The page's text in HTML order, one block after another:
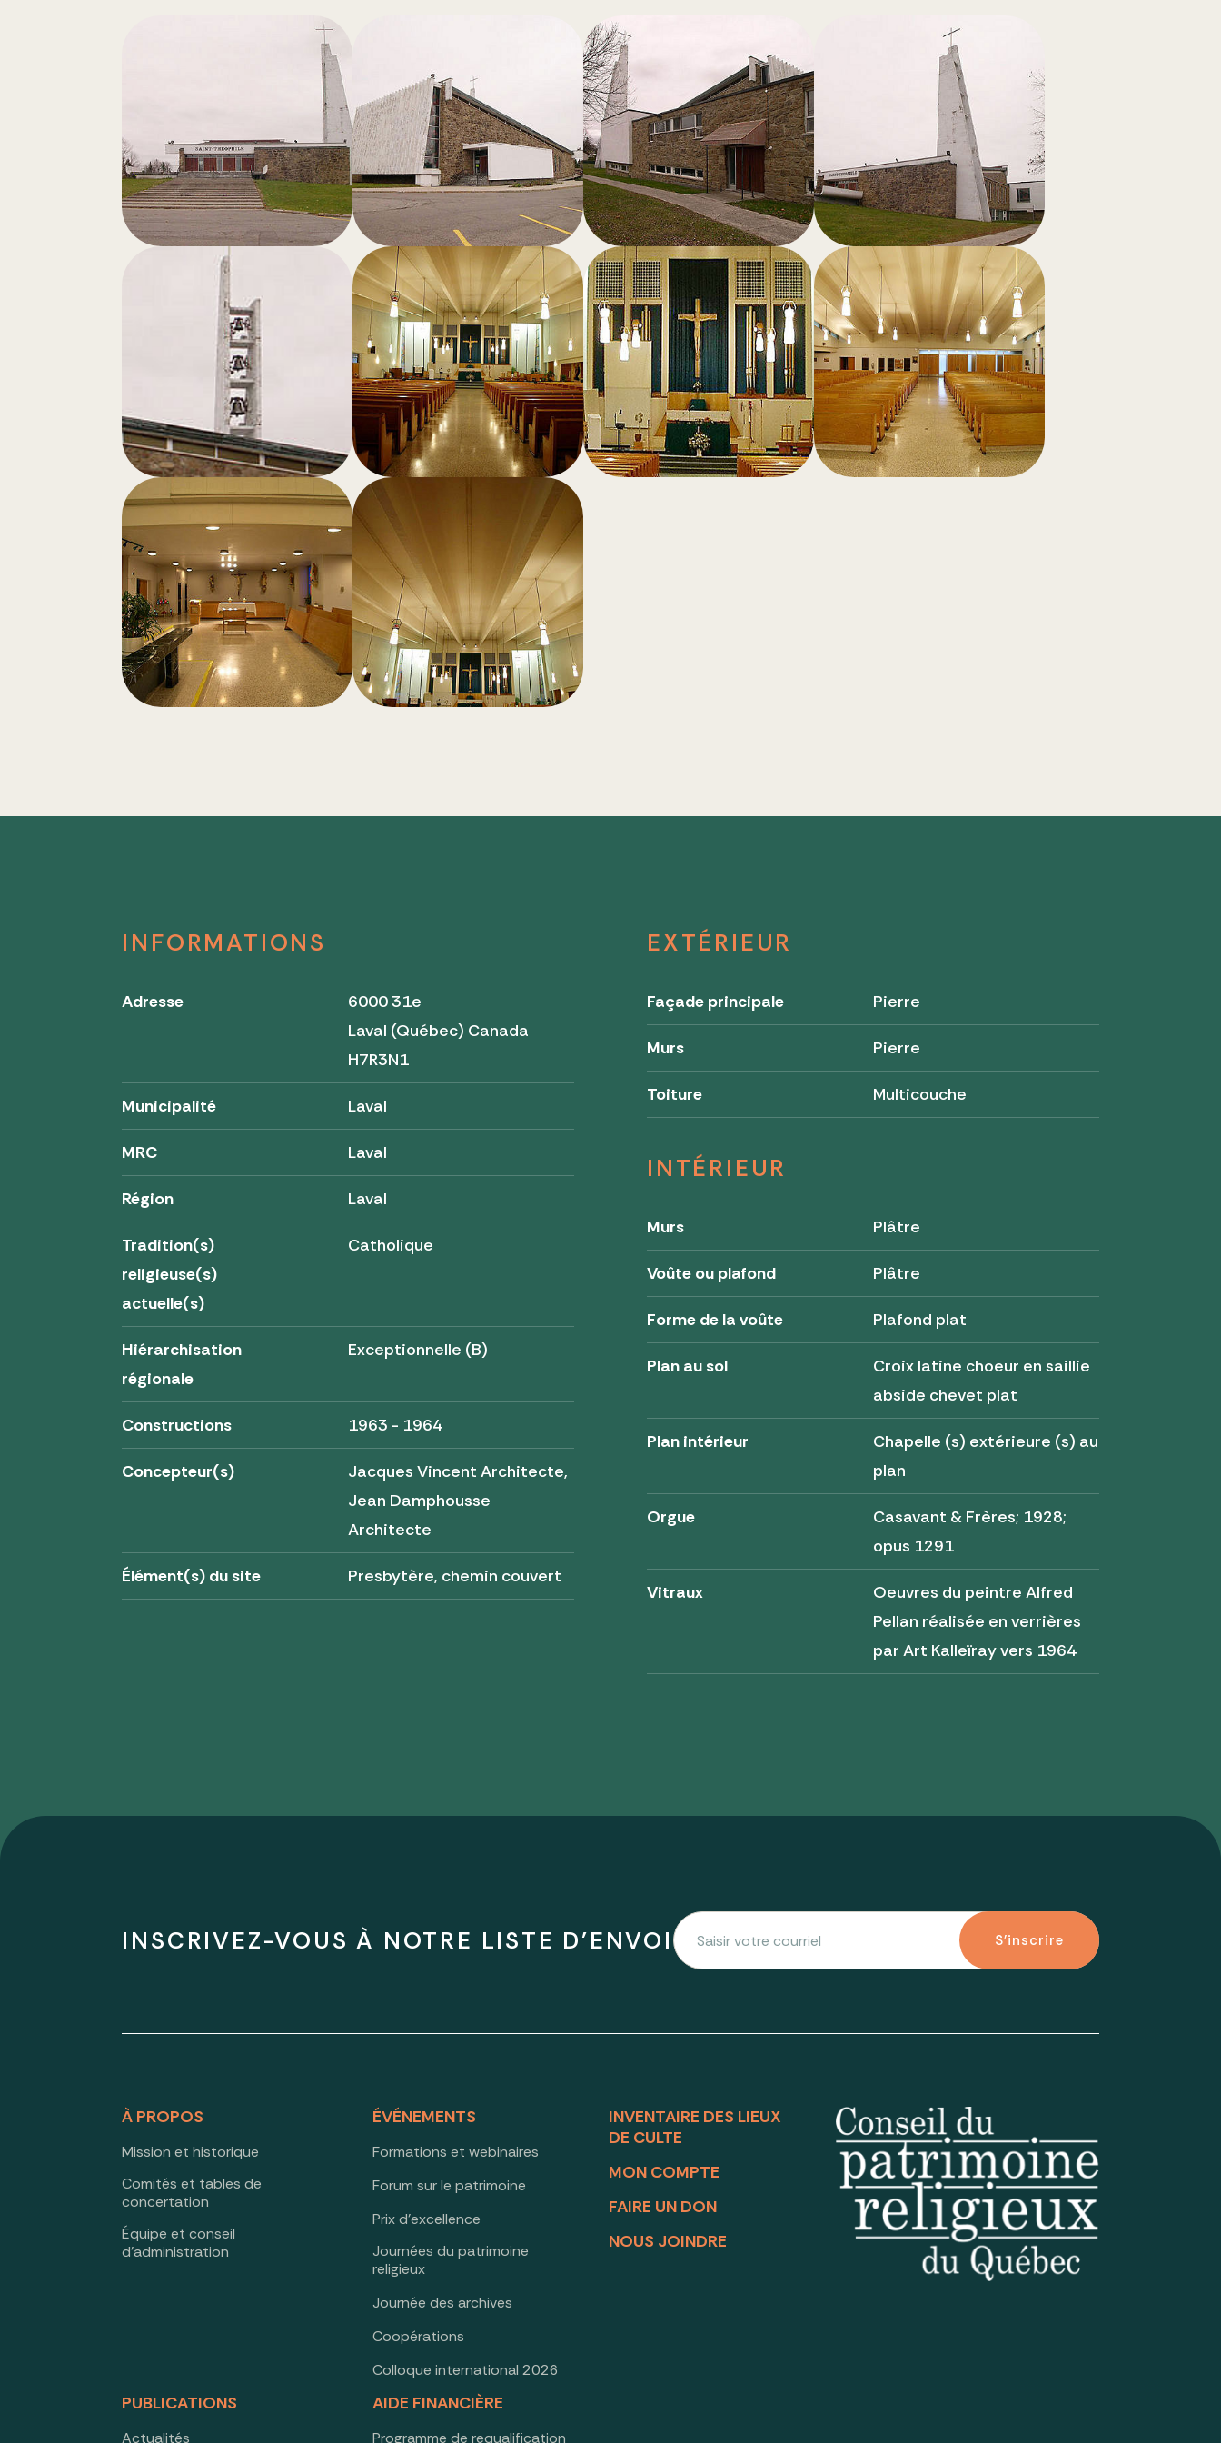
INFORMATIONS
Adresse
6000 31e
Laval (Québec) Canada
H7R3N1
Municipalité Laval
MRC Laval
Région Laval
Tradition(s)
religieuse(s)
actuelle(s)
Catholique
Hiérarchisation
régionale
Exceptionnelle (B)
Constructions 1963 - 1964
Concepteur(s)
Jacques Vincent Architecte,
Jean Damphousse
Architecte
Élément(s) du site Presbytère, chemin couvert
EXTÉRIEUR
Façade principale Pierre
Murs Pierre
Toiture Multicouche
INTÉRIEUR
Murs Plâtre
Voûte ou plafond Plâtre
Forme de la voûte Plafond plat
Plan au sol
Croix latine choeur en saillie
abside chevet plat
Plan intérieur
Chapelle (s) extérieure (s) au
plan
Orgue
Casavant & Frères; 1928;
opus 1291
Vitraux
Oeuvres du peintre Alfred
Pellan réalisée en verrières
par Art Kalleïray vers 1964
INSCRIVEZ-VOUS À NOTRE LISTE D'ENVOI S'inscrire
À PROPOS
Mission et historique
Comités et tables de
concertation
Équipe et conseil
d’administration
ÉVÉNEMENTS
Formations et webinaires
Forum sur le patrimoine
Prix d’excellence
Journées du patrimoine
religieux
Journée des archives
Coopérations
Colloque international 2026
PUBLICATIONS
Actualités
AIDE FINANCIÈRE
Programme de requalification
INVENTAIRE DES LIEUX
DE CULTE
MON COMPTE
FAIRE UN DON
NOUS JOINDRE